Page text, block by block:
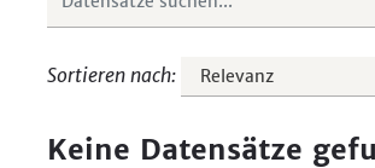
Sortieren nach
Keine Datensätze